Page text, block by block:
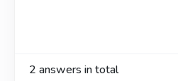
2 answers in total